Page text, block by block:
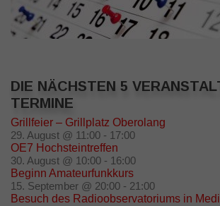
DIE NÄCHSTEN 5
TERMINE
Grillfeier – Grillplatz Oberolang
29. August @ 11:00 - 17:00
OE7 Hochsteintreffen
30. August @ 10:00 - 16:00
Beginn Amateurfunkkurs
15. September @ 20:00 - 21:00
Besuch des Radioobservatoriums in